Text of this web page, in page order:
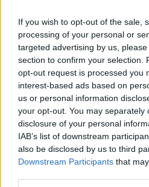
If you wish to opt-out of the sale,
processing of your personal or
targeted advertising by us,
section to confirm your selection.
opt-out request is processed you
interest-based ads based on
us or personal information
your opt-out. You may separately
disclosure of your personal
IAB’s list of downstream
also be disclosed by us to third
Downstream Participants that